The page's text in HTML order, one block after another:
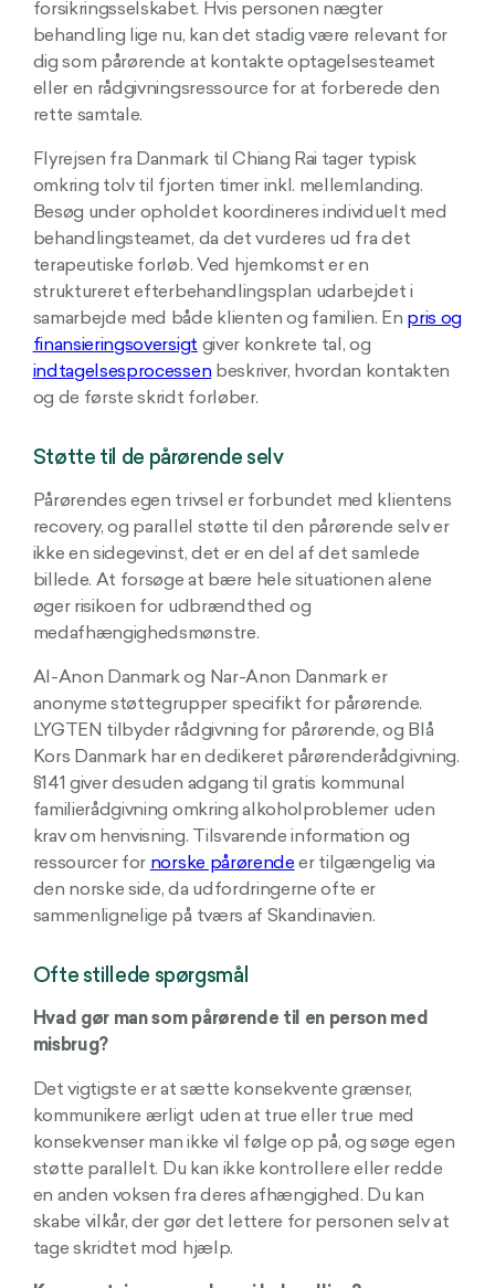
forsikringsselskabet. Hvis personen nægter
behandling lige nu, kan det stadig være relevant for
dig som pårørende at kontakte optagelsesteamet
eller en rådgivningsressource for at forberede den
rette samtale.
Flyrejsen fra Danmark til Chiang Rai tager typisk
omkring tolv til fjorten timer inkl. mellemlanding.
Besøg under opholdet koordineres individuelt med
behandlingsteamet, da det vurderes ud fra det
terapeutiske forløb. Ved hjemkomst er en
struktureret efterbehandlingsplan udarbejdet i
samarbejde med både klienten og familien. En pris og
finansieringsoversigt giver konkrete tal, og
indtagelsesprocessenbeskriver, hvordan kontakten
og de første skridt forløber.
Støtte til de pårørende selv
Pårørendes egen trivsel er forbundet med klientens
recovery, og parallel støtte til den pårørende selv er
ikke en sidegevinst, det er en del af det samlede
billede. At forsøge at bære hele situationen alene
øger risikoen for udbrændthed og
medafhængighedsmønstre.
Al-Anon Danmark og Nar-Anon Danmark er
anonyme støttegrupper specifikt for pårørende.
LYGTEN tilbyder rådgivning for pårørende, og Blå
Kors Danmark har en dedikeret pårørenderådgivning.
§141 giver desuden adgang til gratis kommunal
familierådgivning omkring alkoholproblemer uden
krav om henvisning. Tilsvarende information og
ressourcer for norske pårørende er tilgængelig via
den norske side, da udfordringerne ofte er
sammenlignelige på tværs af Skandinavien.
Ofte stillede spørgsmål
Hvad gør man som pårørende til en person med
misbrug?
Det vigtigste er at sætte konsekvente grænser,
kommunikere ærligt uden at true eller true med
konsekvenser man ikke vil følge op på, og søge egen
støtte parallelt. Du kan ikke kontrollere eller redde
en anden voksen fra deres afhængighed. Du kan
skabe vilkår, der gør det lettere for personen selv at
tage skridtet mod hjælp.